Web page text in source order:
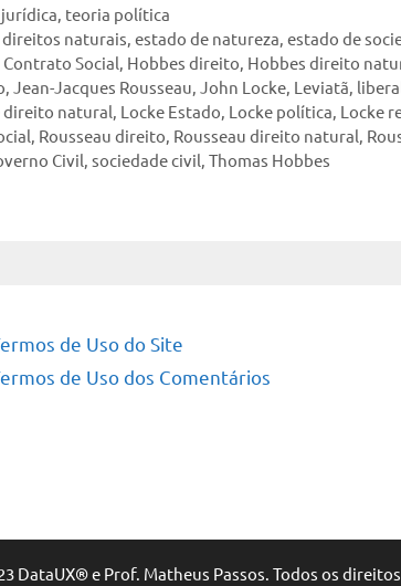
, teoria política
direitos naturais,estado de natureza,estado de
Social, Hobbes direito, Hobbes direito
, Jean-Jacques Rousseau, John Locke, Leviatã,
direito natural, Locke Estado, Locke política, Locke
, Rousseau direito, Rousseau direito natural,
Civil, sociedade civil, Thomas Hobbes
de Uso do Site
de Uso dos Comentários
DataUX® e Prof. Matheus Passos. Todos os